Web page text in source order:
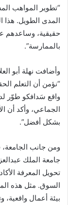
“تطوير المواهب
المدى الطويل. هذا
حقيقية، وساعدهم
بالممارسة”.
وأضافت نهلة أبو
“نؤمن أن التعلم
واقع سَدافكو طوّر
الجماعي، وأكد أن
بشكل أفضل”.
ومن جانب
جامعة الملك
تحويل المعرفة
السوق. مثل هذه
بيئة أعمال